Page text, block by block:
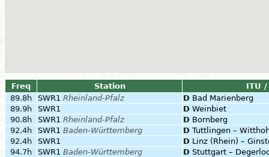
Freq Station
ITU
89.8h
SWR1 Rheinland-Pfalz D Bad Marienberg
89.9h
SWR1 D Weinbiet
90.8h
SWR1 Rheinland-Pfalz D Bornberg
92.4h
SWR1 Baden-Württemberg D Tuttlingen –
92.4h
SWR1 D Linz (Rhein) –
94.7h
SWR1 Baden-Württemberg D Stuttgart –